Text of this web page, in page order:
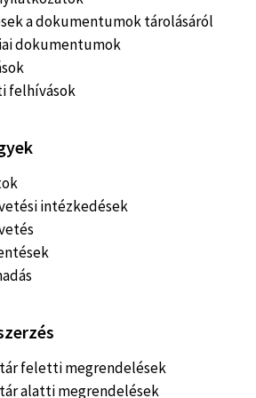
a dokumentumok tárolásáról
dokumentumok
felhívások
intézkedések
feletti megrendelések
alatti megrendelések